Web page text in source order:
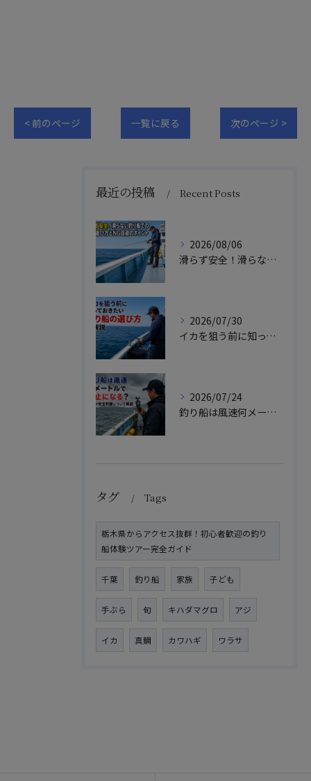
< 前のページ 一覧に戻る 次のページ >
最近の投稿 Recent Posts
2026/08/06
滑らず安全！滑らない釣り船での靴の選び方とNG回避のポイント
2026/07/30
イカを狙う前に知っておきたい釣り船の選び方を解説
2026/07/24
釣り船は風速何メートルで中止になる？目安や安全判断について解説
タグ Tags
栃木県からアクセス抜群！初心者歓迎の釣り
船体験ツアー完全ガイド
千葉 釣り船 家族 子ども
手ぶら 旬 キハダマグロ アジ
イカ 真鯛 カワハギ ワラサ